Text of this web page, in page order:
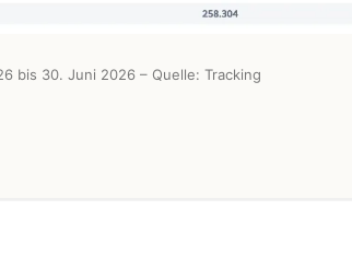
bis 30. Juni 2026 – Quelle: Tracking